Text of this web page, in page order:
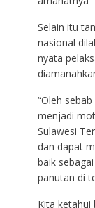
Selain itu
nasional
nyata
“Oleh
menjadi
Sulawesi
dan dapat
baik
panutan di
Kita ketahui